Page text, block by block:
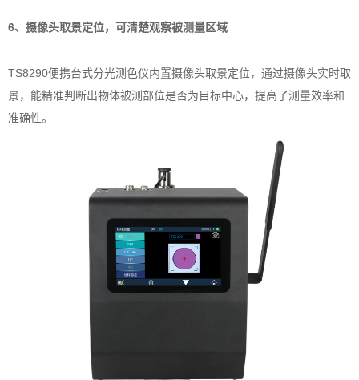
6、摄像头取景定位，可清楚观察被测量区域
TS8290便携台式分光测色仪内置摄像头取景定位，通过摄像头实时取
景，能精准判断出物体被测部位是否为目标中心，提高了测量效率和
准确性。